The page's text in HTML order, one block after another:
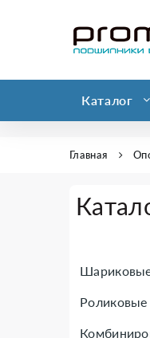
Каталог
Главная